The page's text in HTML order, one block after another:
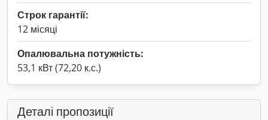
Строк гарантії:
12 місяці
Опалювальна потужність:
53,1 кВт (72,20 к.с.)
Деталі пропозиції